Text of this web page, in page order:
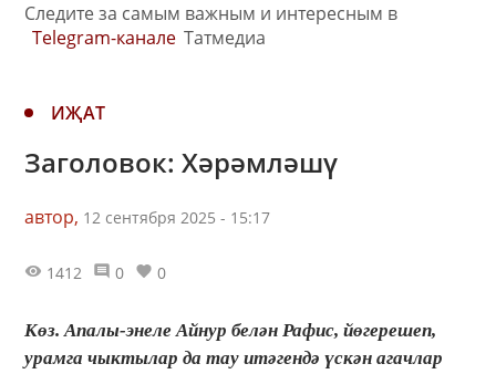
Следите за самым важным и интересным в
Telegram-канале Татмедиа
ИҖАТ
Заголовок: Хәрәмләшү
автор, 12 сентября 2025 - 15:17
1412 0 0
Көз. Апалы-энеле Айнур белән Рафис, йөгерешеп,
урамга чыктылар да тау итәгендә үскән агачлар